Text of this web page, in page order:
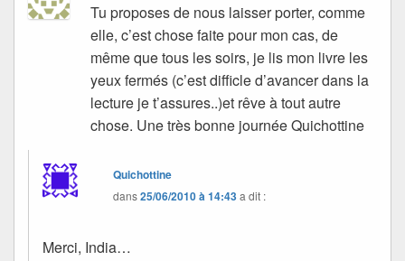
Tu proposes de nous laisser porter, comme
elle, c’est chose faite pour mon cas, de
même que tous les soirs, je lis mon livre les
yeux fermés (c’est difficle d’avancer dans la
lecture je t’assures..)et rêve à tout autre
chose. Une très bonne journée Quichottine
Quichottine
dans25/06/2010 à 14:43a dit :
Merci, India…